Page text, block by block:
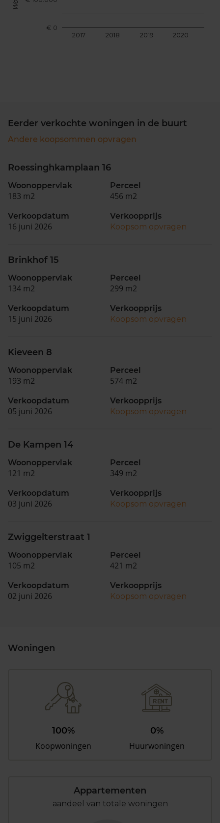
2017 2018 2019 2020
€ 0
Eerder verkochte woningen in de buurt
Andere koopsommen opvragen
Roessinghkamplaan 16
Woonoppervlak
183 m2
Perceel
456 m2
Verkoopdatum
16 juni 2026
Verkoopprijs
Koopsom opvragen
Brinkhof 15
Woonoppervlak
134 m2
Perceel
299 m2
Verkoopdatum
15 juni 2026
Verkoopprijs
Koopsom opvragen
Kieveen 8
Woonoppervlak
193 m2
Perceel
574 m2
Verkoopdatum
05 juni 2026
Verkoopprijs
Koopsom opvragen
De Kampen 14
Woonoppervlak
121 m2
Perceel
349 m2
Verkoopdatum
03 juni 2026
Verkoopprijs
Koopsom opvragen
Zwiggelterstraat 1
Woonoppervlak
105 m2
Perceel
421 m2
Verkoopdatum
02 juni 2026
Verkoopprijs
Koopsom opvragen
Woningen
100%
Koopwoningen
0%
Huurwoningen
Appartementen
aandeel van totale woningen